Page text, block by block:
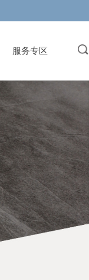
服务专区